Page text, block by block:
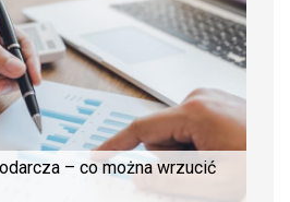
– co można wrzucić